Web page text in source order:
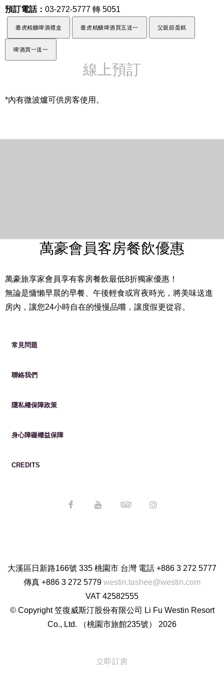
立即訂房
預訂電話： 03-272-5777 轉 5051
臺虎精釀啤酒禮盒 臺虎精釀啤酒買五送一 父親節蛋糕
啤酒買一送一
線上預訂
*內有微波爐可供房客使用。
萬豪會員客房餐飲優惠
萬豪旅享家會員享有客房餐飲最低8折獨家優惠！
無論是慵懶早晨的早餐、午後輕食或宵夜時光，將美味送進
房內，讓您24小時自在的慢慢品嚐，讓度假更從容。
常見問題
聯絡我們
隱私權保障政策
身心障礙權益保障
CREDITS
大溪區日新路166號 335 桃園市 台灣 電話 +886 3 272 5777
傳真 +886 3 272 5779 westin.tashee@westin.com
VAT 42582555
© Copyright 笠復威斯汀股份有限公司 Li Fu Westin Resort
Co., Ltd. （桃園市旅館235號） 2026